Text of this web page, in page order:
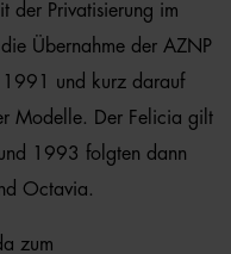
der Privatisierung im
Übernahme der AZNP
und kurz darauf
Modelle. Der Felicia gilt
1993 folgten dann
Octavia.
zum